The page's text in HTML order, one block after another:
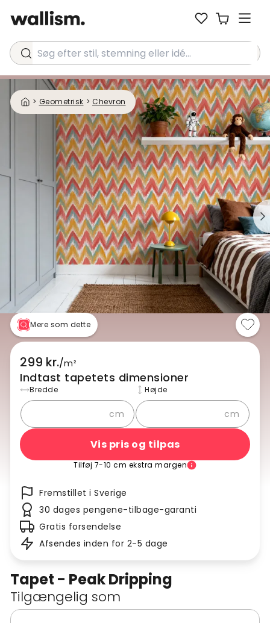
Søg efter stil, stemning eller idé...
> Geometrisk > Chevron
Tapet - Peak Dripping
Tilgængelig som
Mere som dette
299 kr./m²
Indtast tapetets dimensioner
Bredde
cm
Højde
cm
Vis pris og tilpas
Tilføj 7-10 cm ekstra margen
Fremstillet i Sverige
30 dages pengene-tilbage-garanti
Gratis forsendelse
Afsendes inden for 2-5 dage